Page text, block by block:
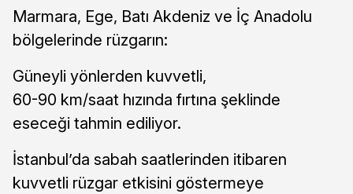
Marmara, Ege, Batı Akdeniz ve İç Anadolu
bölgelerinde rüzgarın:
Güneyli yönlerden kuvvetli,
60-90 km/saat hızında fırtına şeklinde
eseceği tahmin ediliyor.
İstanbul’da sabah saatlerinden itibaren
kuvvetli rüzgar etkisini göstermeye